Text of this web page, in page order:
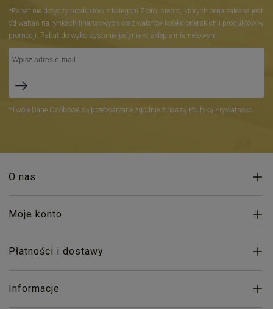
*Rabat nie dotyczy produktów z kategorii Złoto, srebro, których cena zależna jest
od wahań na rynkach finansowych oraz walorów kolekcjonerskich i produktów w
promocji. Rabat do wykorzystania jedynie w sklepie internetowym.
*Twoje Dane Osobowe są przetwarzane zgodnie z naszą Polityką Prywatności.
O nas
Moje konto
Płatności i dostawy
Informacje